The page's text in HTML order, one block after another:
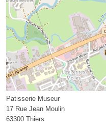
Patisserie Museur
17 Rue Jean Moulin
63300 Thiers